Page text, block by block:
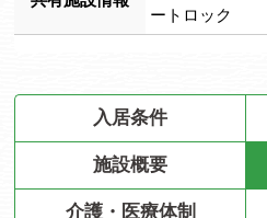
ートロック
入居条件
施設概要
介護・医療体制